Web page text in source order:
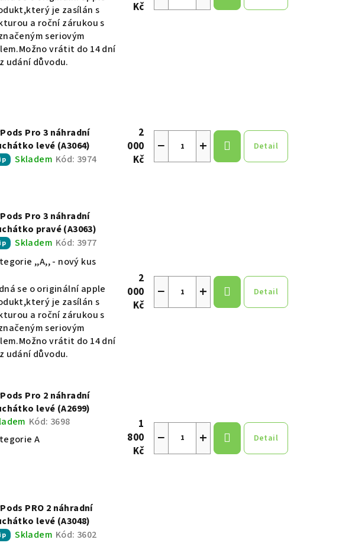
je zasílán s
a roční zárukou s
seriovým
vrátit do 14 dní
udání důvodu.
Kč
Pro 3 náhradní
levé (A3064)
Skladem Kód: 3974
2
000
Kč
+
− Detail
Pro 3 náhradní
pravé (A3063)
Skladem Kód: 3977
,,A,, - nový kus
se o originální apple
je zasílán s
a roční zárukou s
seriovým
vrátit do 14 dní
udání důvodu.
2
000
Kč
+
− Detail
Pro 2 náhradní
levé (A2699)
Kód: 3698
A
1
800
Kč
+
− Detail
PRO 2 náhradní
levé (A3048)
Skladem Kód: 3602